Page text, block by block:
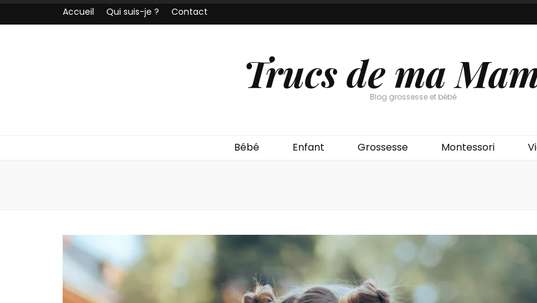
Accueil Qui suis-je ? Contact
Trucs de ma
Blog grossesse et bébé
Bébé Enfant Grossesse Montessori